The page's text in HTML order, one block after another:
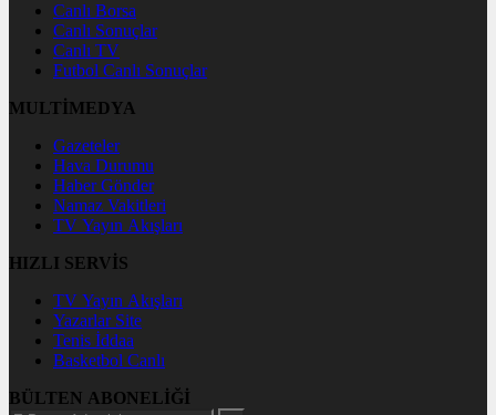
Canlı Borsa
Canlı Sonuçlar
Canlı TV
Futbol Canlı Sonuçlar
MULTİMEDYA
Gazeteler
Hava Durumu
Haber Gönder
Namaz Vakitleri
TV Yayın Akışları
HIZLI SERVİS
TV Yayın Akışları
Yazarlar Site
Tenis İddaa
Basketbol Canlı
BÜLTEN ABONELİĞİ